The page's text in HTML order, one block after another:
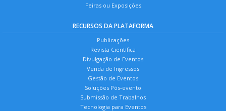
Feiras ou Exposições
RECURSOS DA PLATAFORMA
Publicações
Revista Científica
Divulgação de Eventos
Venda de Ingressos
Gestão de Eventos
Soluções Pós-evento
Submissão de Trabalhos
Tecnologia para Eventos